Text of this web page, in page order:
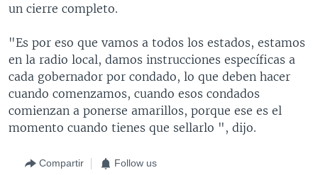
un cierre completo.
"Es por eso que vamos a todos los estados, estamos
en la radio local, damos instrucciones específicas a
cada gobernador por condado, lo que deben hacer
cuando comenzamos, cuando esos condados
comienzan a ponerse amarillos, porque ese es el
momento cuando tienes que sellarlo ", dijo.
Compartir Follow us